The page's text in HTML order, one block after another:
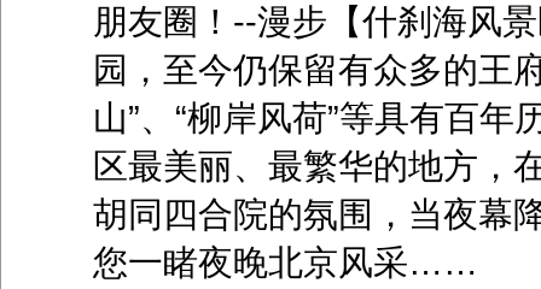
朋友圈！--漫步【什刹海风
园，至今仍保留有众多的王
山”、“柳岸风荷”等具有百
区最美丽、最繁华的地方，
胡同四合院的氛围，当夜幕
您一睹夜晚北京风采……